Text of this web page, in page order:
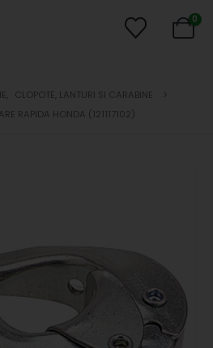
0
CLOPOTE, LANTURI SI CARABINE
RAPIDA HONDA (121117102)